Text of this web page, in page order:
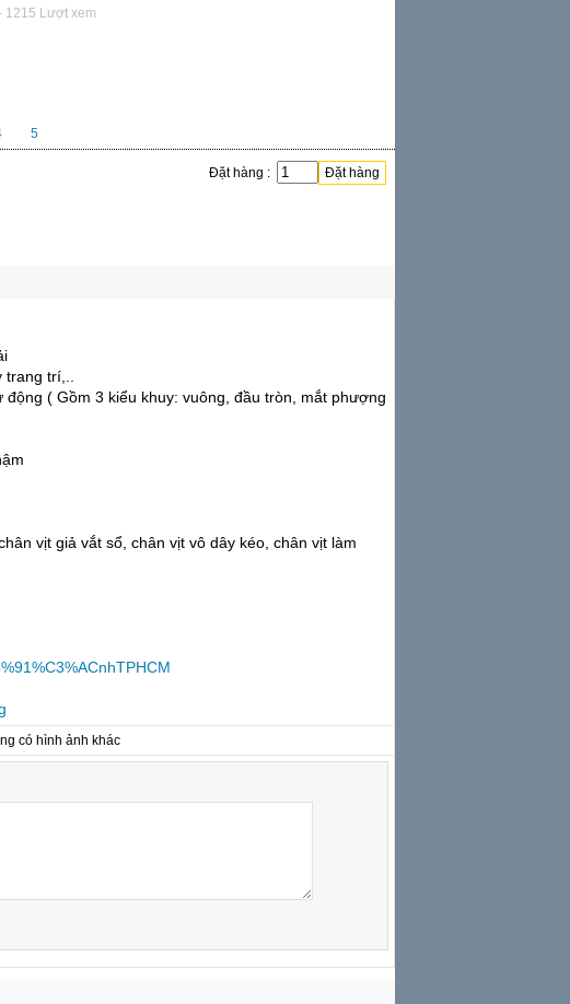
Công nghiệp để bàn
1215 Lượt xem
5
Đặt hàng : Đặt hàng
trí,..
( Gồm 3 kiểu khuy: vuông, đầu tròn, mắt phượng
vịt giả vắt sổ, chân vịt vô dây kéo, chân vịt làm
có hình ảnh khác